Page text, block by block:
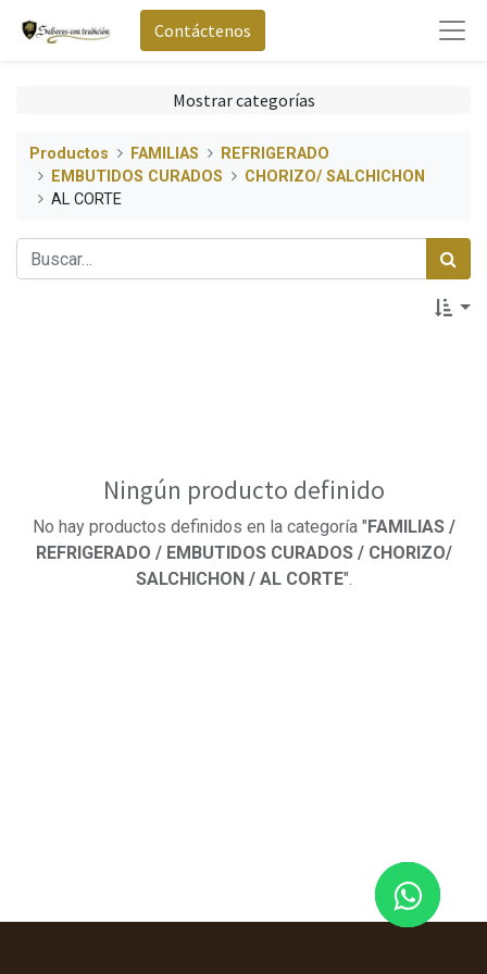
Contáctenos
Mostrar categorías
Productos FAMILIAS
REFRIGERADO
EMBUTIDOS CURADOS
CHORIZO/ SALCHICHON
AL CORTE
Ningún producto definido
No hay productos definidos en la categoría " FAMILIAS /
REFRIGERADO / EMBUTIDOS CURADOS / CHORIZO/
SALCHICHON / AL CORTE".